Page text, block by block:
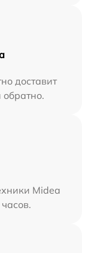
доставит
обратно.
Midea